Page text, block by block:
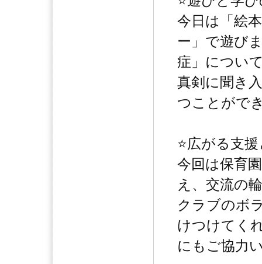
今日は「絵
ー」で遊び
症」につい
真剣に聞き
つことがで
⭐️広がる支
今回は保育
え、交流の
クラブのボ
けつけてく
にもご協力